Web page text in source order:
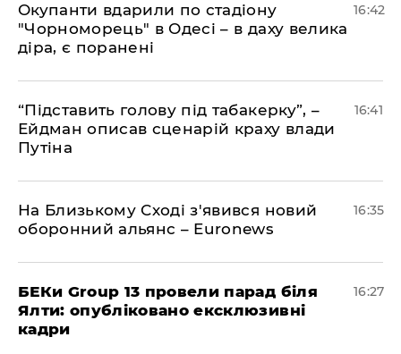
​Окупанти вдарили по стадіону
"Чорноморець" в Одесі – в даху велика
діра, є поранені
16:42
​“Підставить голову під табакерку”, –
Ейдман описав сценарій краху влади
Путіна
16:41
На Близькому Сході з'явився новий
оборонний альянс – Euronews
16:35
БЕКи Group 13 провели парад біля
Ялти: опубліковано ексклюзивні
кадри
16:27